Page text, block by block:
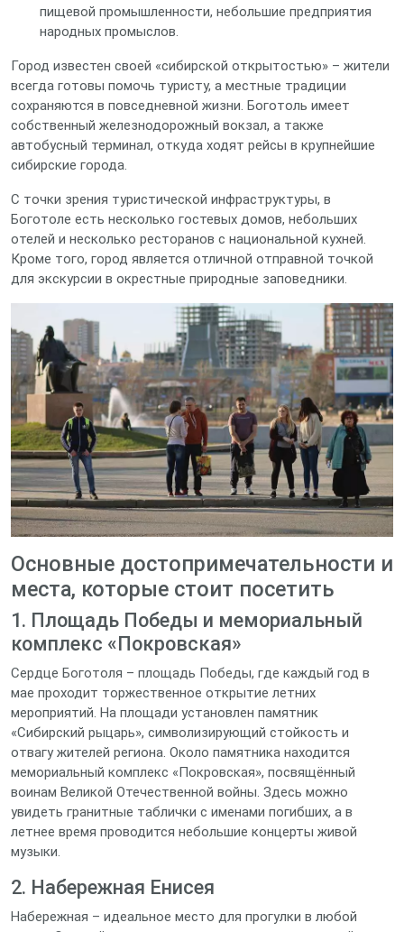
пищевой промышленности, небольшие предприятия
народных промыслов.
Город известен своей «сибирской открытостью» – жители
всегда готовы помочь туристу, а местные традиции
сохраняются в повседневной жизни. Боготоль имеет
собственный железнодорожный вокзал, а также
автобусный терминал, откуда ходят рейсы в крупнейшие
сибирские города.
С точки зрения туристической инфраструктуры, в
Боготоле есть несколько гостевых домов, небольших
отелей и несколько ресторанов с национальной кухней.
Кроме того, город является отличной отправной точкой
для экскурсии в окрестные природные заповедники.
Основные достопримечательности и
места, которые стоит посетить
1. Площадь Победы и мемориальный
комплекс «Покровская»
Сердце Боготоля – площадь Победы, где каждый год в
мае проходит торжественное открытие летних
мероприятий. На площади установлен памятник
«Сибирский рыцарь», символизирующий стойкость и
отвагу жителей региона. Около памятника находится
мемориальный комплекс «Покровская», посвящённый
воинам Великой Отечественной войны. Здесь можно
увидеть гранитные таблички с именами погибших, а в
летнее время проводится небольшие концерты живой
музыки.
2. Набережная Енисея
Набережная – идеальное место для прогулки в любой